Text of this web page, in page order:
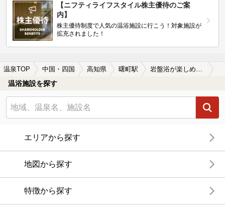
【ニフティライフスタイル株主優待のご案
内】
株主優待制度で人気の温浴施設に行こう！対象施設が
拡充されました！
温泉TOP 中国・四国 高知県 曙町駅
温浴施設を探す
エリアから探す
地図から探す
特徴から探す